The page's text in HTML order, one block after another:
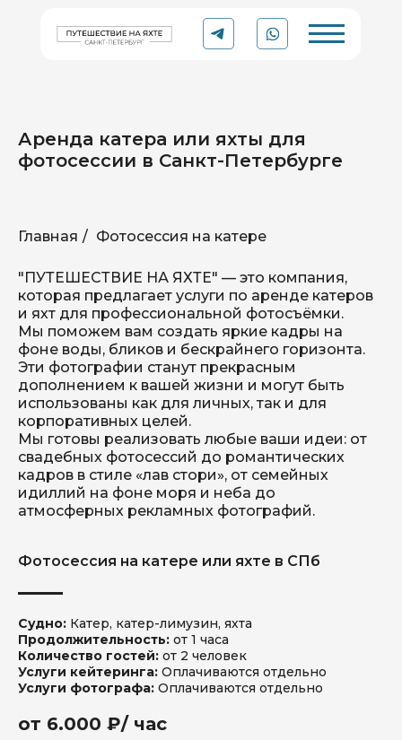
Забронировать судно
Мероприятия
YACHT
Аренда катера или яхты
в Санкт-Петербурге
Рейтинг 5.0 ⭐
Аренда катера или яхты для
фотосессии в Санкт-Петербурге
Главная / Фотосессия на катере
"ПУТЕШЕСТВИЕ НА ЯХТЕ" — это компания,
которая предлагает услуги по аренде катеров
и яхт для профессиональной фотосъёмки.
Мы поможем вам создать яркие кадры на
фоне воды, бликов и бескрайнего горизонта.
Эти фотографии станут прекрасным
дополнением к вашей жизни и могут быть
использованы как для личных, так и для
корпоративных целей.
Мы готовы реализовать любые ваши идеи: от
свадебных фотосессий до романтических
кадров в стиле «лав стори», от семейных
идиллий на фоне моря и неба до
атмосферных рекламных фотографий.
Фотосессия на катере или яхте в СПб
Судно: Катер, катер-лимузин, яхта
Продолжительность: от 1 часа
Количество гостей: от 2 человек
Услуги кейтеринга: Оплачиваются отдельно
Услуги фотографа: Оплачиваются отдельно
от 6.000 ₽/ час